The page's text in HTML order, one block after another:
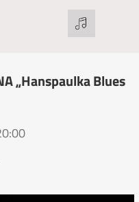
„Hanspaulka Blues